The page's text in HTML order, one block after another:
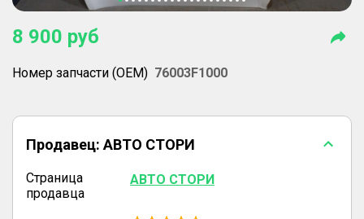
8 900 руб
Номер запчасти (OEM) 76003F1000
Продавец: АВТО СТОРИ
Страница
продавца
АВТО СТОРИ